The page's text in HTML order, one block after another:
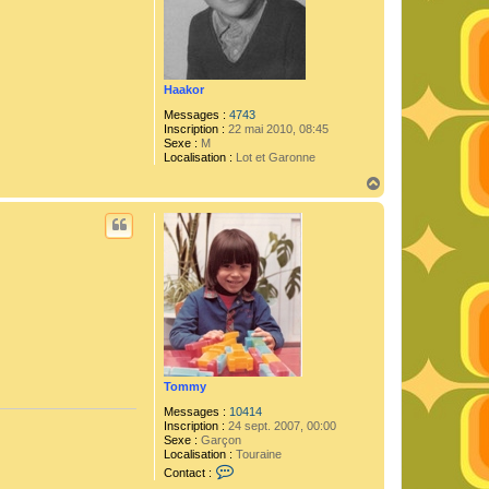
Haakor
Messages : 4743
Inscription : 22 mai 2010, 08:45
Sexe : M
Localisation : Lot et Garonne
a
u
Tommy
Messages : 10414
Inscription : 24 sept. 2007, 00:00
Sexe : Garçon
Localisation : Touraine
Contact :